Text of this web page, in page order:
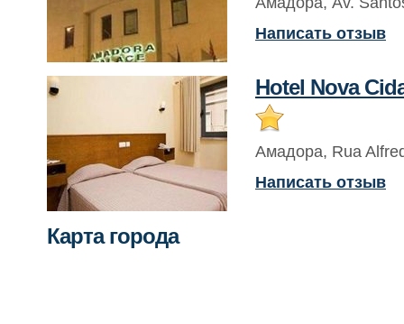
Написать отзыв
Hotel Nova
Амадора, Rua
Написать отзыв
Карта города